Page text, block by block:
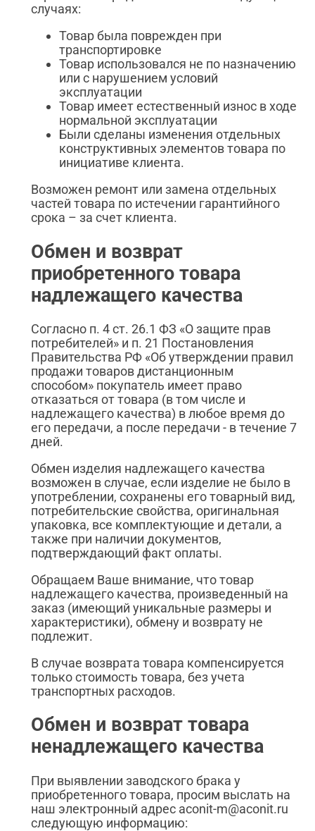
случаях:
Товар была поврежден при
транспортировке
Товар использовался не по назначению
или с нарушением условий
эксплуатации
Товар имеет естественный износ в ходе
нормальной эксплуатации
Были сделаны изменения отдельных
конструктивных элементов товара по
инициативе клиента.
Возможен ремонт или замена отдельных
частей товара по истечении гарантийного
срока – за счет клиента.
Обмен и возврат
приобретенного товара
надлежащего качества
Согласно п. 4 ст. 26.1 ФЗ «О защите прав
потребителей» и п. 21 Постановления
Правительства РФ «Об утверждении правил
продажи товаров дистанционным
способом» покупатель имеет право
отказаться от товара (в том числе и
надлежащего качества) в любое время до
его передачи, а после передачи - в течение 7
дней.
Обмен изделия надлежащего качества
возможен в случае, если изделие не было в
употреблении, сохранены его товарный вид,
потребительские свойства, оригинальная
упаковка, все комплектующие и детали, а
также при наличии документов,
подтверждающий факт оплаты.
Обращаем Ваше внимание, что товар
надлежащего качества, произведенный на
заказ (имеющий уникальные размеры и
характеристики), обмену и возврату не
подлежит.
В случае возврата товара компенсируется
только стоимость товара, без учета
транспортных расходов.
Обмен и возврат товара
ненадлежащего качества
При выявлении заводского брака у
приобретенного товара, просим выслать на
наш электронный адрес aconit-m@aconit.ru
следующую информацию: